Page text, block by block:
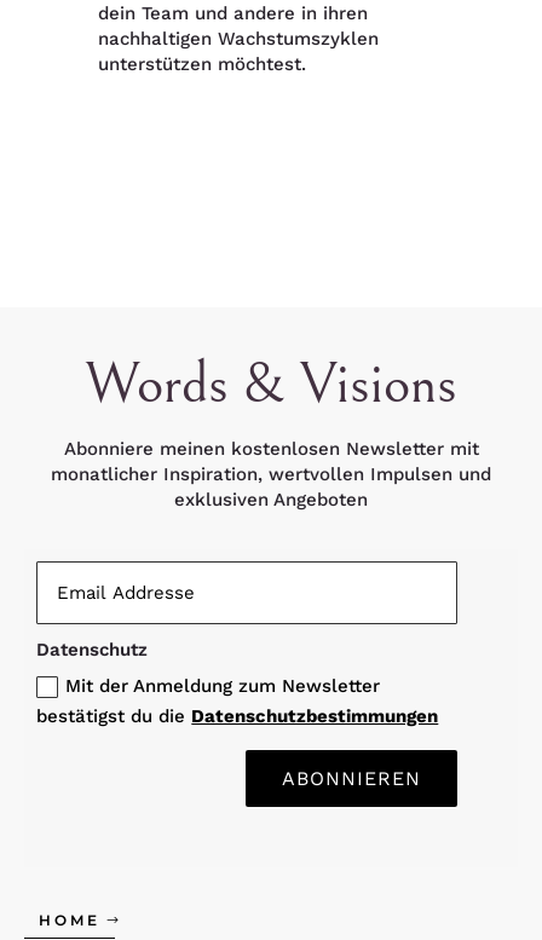
dein Team und andere in ihren
nachhaltigen Wachstumszyklen
unterstützen möchtest.
Words & Visions
Abonniere meinen kostenlosen Newsletter mit
monatlicher Inspiration, wertvollen Impulsen und
exklusiven Angeboten
Datenschutz
Mit der Anmeldung zum Newsletter
bestätigst du die Datenschutzbestimmungen
ABONNIEREN
HOME